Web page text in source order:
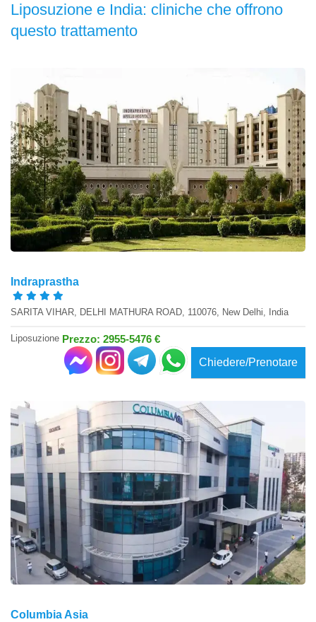
Liposuzione e India: cliniche che offrono
questo trattamento
Indraprastha
SARITA VIHAR, DELHI MATHURA ROAD, 110076, New Delhi, India
Liposuzione Prezzo: 2955-5476 €
Chiedere/Prenotare
Columbia Asia